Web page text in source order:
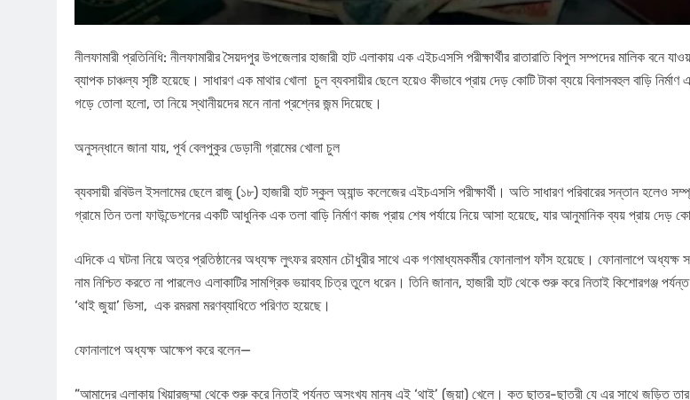
​নীলফামারী প্রতিনিধি: নীলফামারীর সৈয়দপুর উপজেলার হাজারী হাট এলাকায় এক এইচএসসি পরীক্ষার্থীর রাতারাতি বিপুল সম্পদের মালিক বনে
ব্যাপক চাঞ্চল্য সৃষ্টি হয়েছে। সাধারণ এক মাথার খোলা চুল ব্যবসায়ীর ছেলে হয়েও কীভাবে প্রায় দেড় কোটি টাকা ব্যয়ে বিলাসবহুল বাড়ি নির্মাণ
গড়ে তোলা হলো, তা নিয়ে স্থানীয়দের মনে নানা প্রশ্নের জন্ম দিয়েছে।
​অনুসন্ধানে জানা যায়, পূর্ব বেলপুকুর ডেড়ানী গ্রামের খোলা চুল
ব্যবসায়ী রবিউল ইসলামের ছেলে রাজু (১৮) হাজারী হাট স্কুল অ্যান্ড কলেজের এইচএসসি পরীক্ষার্থী। অতি সাধারণ পরিবারের সন্তান হলেও
গ্রামে তিন তলা ফাউন্ডেশনের একটি আধুনিক এক তলা বাড়ি নির্মাণ কাজ প্রায় শেষ পর্যায়ে নিয়ে আসা হয়েছে, যার আনুমানিক ব্যয় প্রায় দেড়
​এদিকে এ ঘটনা নিয়ে অত্র প্রতিষ্ঠানের অধ্যক্ষ লুৎফর রহমান চৌধুরীর সাথে এক গণমাধ্যমকর্মীর ফোনালাপ ফাঁস হয়েছে। ফোনালাপে অধ্যক্ষ
নাম নিশ্চিত করতে না পারলেও এলাকাটির সামগ্রিক ভয়াবহ চিত্র তুলে ধরেন। তিনি জানান, হাজারী হাট থেকে শুরু করে নিতাই কিশোরগঞ্জ পর্যন্ত
‘থাই জুয়া’ ভিসা, এক রমরমা মরণব্যাধিতে পরিণত হয়েছে।
​ফোনালাপে অধ্যক্ষ আক্ষেপ করে বলেন—
​”আমাদের এলাকায় খিয়ারজুম্মা থেকে শুরু করে নিতাই পর্যন্ত অসংখ্য মানুষ এই ‘থাই’ (জুয়া) খেলে। কত ছাত্র-ছাত্রী যে এর সাথে জড়িত